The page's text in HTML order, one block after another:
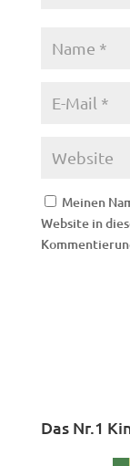
Meinen
Website in
Das Nr.1